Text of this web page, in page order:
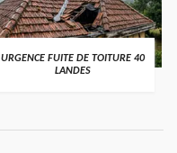
URGENCE FUITE DE TOITURE 40
LANDES